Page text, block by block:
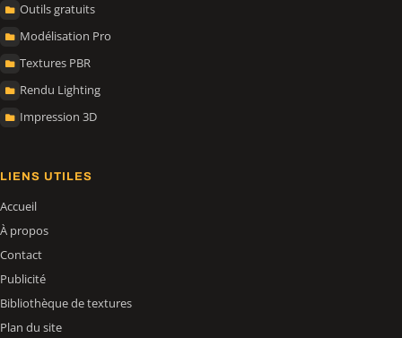
Outils gratuits
Modélisation Pro
Textures PBR
Rendu Lighting
Impression 3D
LIENS UTILES
Accueil
À propos
Contact
Publicité
Bibliothèque de textures
Plan du site